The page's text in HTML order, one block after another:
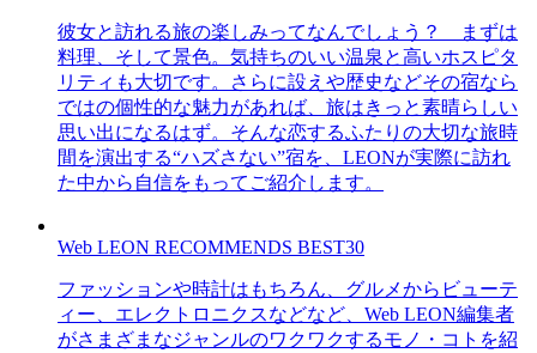
彼女と訪れる旅の楽しみってなんでしょう？ まずは
料理、そして景色。気持ちのいい温泉と高いホスピタ
リティも大切です。さらに設えや歴史などその宿なら
ではの個性的な魅力があれば、旅はきっと素晴らしい
思い出になるはず。そんな恋するふたりの大切な旅時
間を演出する“ハズさない”宿を、LEONが実際に訪れ
た中から自信をもってご紹介します。
Web LEON RECOMMENDS BEST30
ファッションや時計はもちろん、グルメからビューテ
ィー、エレクトロニクスなどなど、Web LEON編集者
がさまざまなジャンルのワクワクするモノ・コトを紹